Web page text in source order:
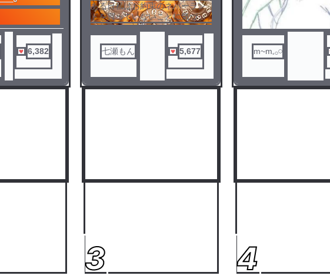
6,382
ある日私はお約束のネバーラン
ドを買っていないことに気づき
急いで買いに行ってた。
「危ない！」
その声が聞こえた時にはもう遅
く、トラックに轢かれていた。
死んだ…と思った私が目が覚め
て見た光景は…？！
「え？約ネバ？」
七瀬もん 5,677
3
m~m𓈒𓂂𓏸
4